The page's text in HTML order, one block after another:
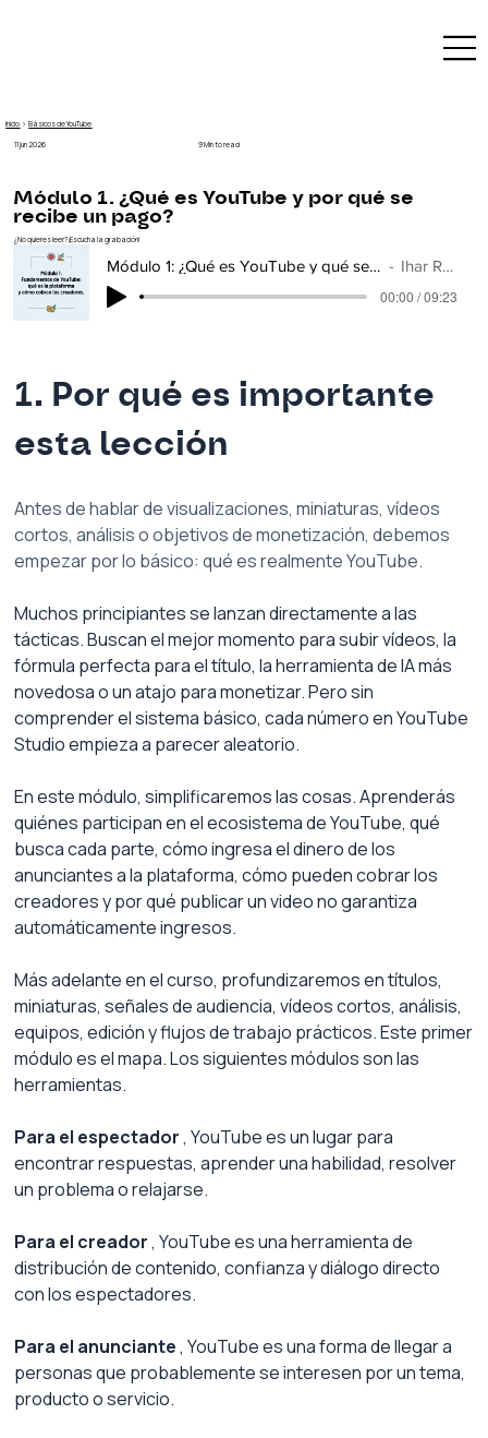
Inicio ›Básicos de YouTube
11 jun 2026
Módulo 1. ¿Qué es YouTube y por qué se
recibe un pago?
¿No quieres leer? ¡Escucha la grabación!
Módulo 1: ¿Qué es YouTube y qué servicios ofrece? — YouTube Base
Ihar Rubanovich
00:00 / 09:23
1. Por qué es importante
esta lección
Antes de hablar de visualizaciones, miniaturas, vídeos
cortos, análisis o objetivos de monetización, debemos
empezar por lo básico: qué es realmente YouTube.
Muchos principiantes se lanzan directamente a las
tácticas. Buscan el mejor momento para subir vídeos, la
fórmula perfecta para el título, la herramienta de IA más
novedosa o un atajo para monetizar. Pero sin
comprender el sistema básico, cada número en YouTube
Studio empieza a parecer aleatorio.
En este módulo, simplificaremos las cosas. Aprenderás
quiénes participan en el ecosistema de YouTube, qué
busca cada parte, cómo ingresa el dinero de los
anunciantes a la plataforma, cómo pueden cobrar los
creadores y por qué publicar un video no garantiza
automáticamente ingresos.
Más adelante en el curso, profundizaremos en títulos,
miniaturas, señales de audiencia, vídeos cortos, análisis,
equipos, edición y flujos de trabajo prácticos. Este primer
módulo es el mapa. Los siguientes módulos son las
herramientas.
Para el espectador, YouTube es un lugar para
encontrar respuestas, aprender una habilidad, resolver
un problema o relajarse.
Para el creador, YouTube es una herramienta de
distribución de contenido, confianza y diálogo directo
con los espectadores.
Para el anunciante, YouTube es una forma de llegar a
personas que probablemente se interesen por un tema,
producto o servicio.
9 Min to read